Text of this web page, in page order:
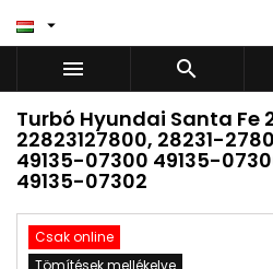

 
Turbó Hyundai Santa Fe
22823127800, 28231-
49135-07300 49135-
49135-07302
Csak online
Tömítések mellékelve